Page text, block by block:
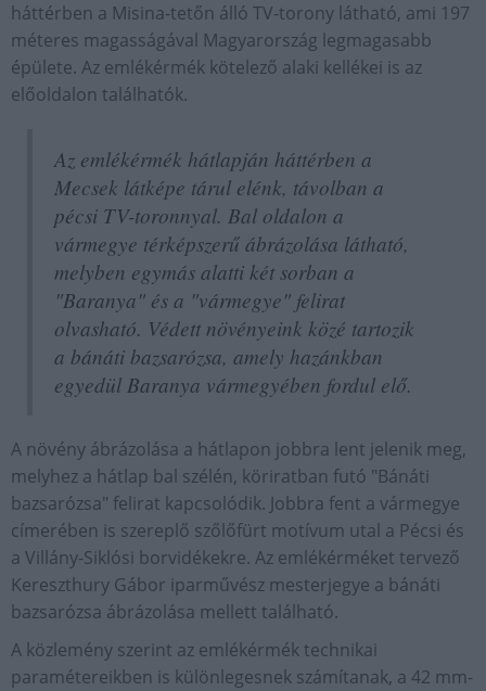
háttérben a Misina-tetőn álló TV-torony látható, ami 197
méteres magasságával Magyarország legmagasabb
épülete. Az emlékérmék kötelező alaki kellékei is az
előoldalon találhatók.
Az emlékérmék hátlapján háttérben a
Mecsek látképe tárul elénk, távolban a
pécsi TV-toronnyal. Bal oldalon a
vármegye térképszerű ábrázolása látható,
melyben egymás alatti két sorban a
"Baranya" és a "vármegye" felirat
olvasható. Védett növényeink közé tartozik
a bánáti bazsarózsa, amely hazánkban
egyedül Baranya vármegyében fordul elő.
A növény ábrázolása a hátlapon jobbra lent jelenik meg,
melyhez a hátlap bal szélén, köriratban futó "Bánáti
bazsarózsa" felirat kapcsolódik. Jobbra fent a vármegye
címerében is szereplő szőlőfürt motívum utal a Pécsi és
a Villány-Siklósi borvidékekre. Az emlékérméket tervező
Kereszthury Gábor iparművész mesterjegye a bánáti
bazsarózsa ábrázolása mellett található.
A közlemény szerint az emlékérmék technikai
paramétereikben is különlegesnek számítanak, a 42 mm-